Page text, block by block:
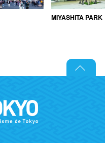
MIYASHITA PARK